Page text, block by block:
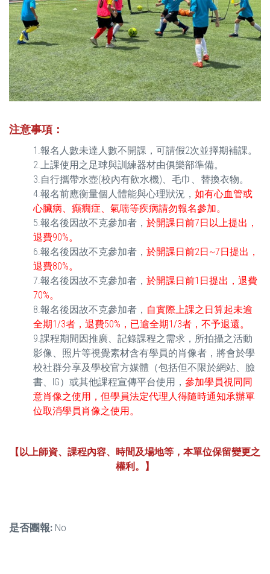
注意事項 ：
1.報名人數未達人數不開課，可請假2次並擇期補課。
2.上課使用之足球與訓練器材由俱樂部準備。
3.自行攜帶水壺(校內有飲水機)、毛巾、替換衣物。
4.報名前應衡量個人體能與心理狀況， 如有心血管或
心臟病、癲癇症、氣喘等疾病請勿報名參加。
5.報名後因故不克參加者， 於開課日前7日以上提出，
退費90%。
6.報名後因故不克參加者， 於開課日前2日~7日提出，
退費80%。
7.報名後因故不克參加者， 於開課日前1日提出，退費
70%。
8.報名後因故不克參加者， 自實際上課之日算起未逾
全期1/3者，退費50%，已逾全期1/3者，不予退還。
9.課程期間因推廣、記錄課程之需求，所拍攝之活動
影像、照片等視覺素材含有學員的肖像者，將會於學
校社群分享及學校官方媒體（包括但不限於網站、臉
書、IG）或其他課程宣傳平台使用， 參加學員視同同
意肖像之使用，但學員法定代理人得隨時通知承辦單
位取消學員肖像之使用。
【以上師資、課程內容、時間及場地等，本單位保留變更之
權利。】
是否團報: No